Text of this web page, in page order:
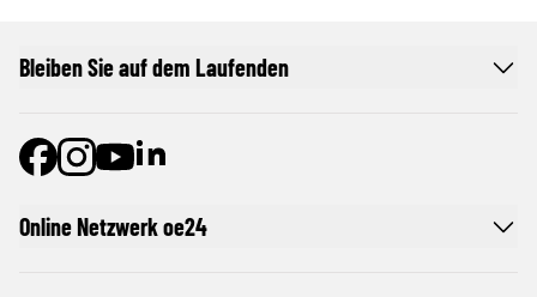
Online Netzwerk oe24
Bleiben Sie auf dem Laufenden